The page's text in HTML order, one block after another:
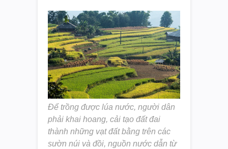
Để trồng được lúa nước, người dân
phải khai hoang, cải tạo đất đai
thành những vạt đất bằng trên các
sườn núi và đồi, nguồn nước dẫn từ